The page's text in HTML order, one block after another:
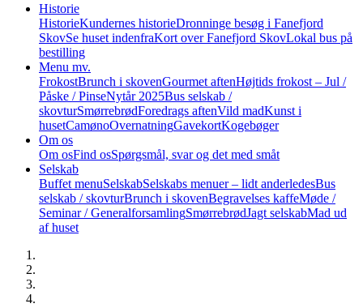
Historie
HistorieKundernes historieDronninge besøg i Fanefjord
SkovSe huset indenfraKort over Fanefjord SkovLokal bus på
bestilling
Menu mv.
FrokostBrunch i skovenGourmet aftenHøjtids frokost – Jul /
Påske / PinseNytår 2025Bus selskab /
skovturSmørrebrødForedrags aftenVild madKunst i
husetCamønoOvernatningGavekortKogebøger
Om os
Om osFind osSpørgsmål, svar og det med småt
Selskab
Buffet menuSelskabSelskabs menuer – lidt anderledesBus
selskab / skovturBrunch i skovenBegravelses kaffeMøde /
Seminar / GeneralforsamlingSmørrebrødJagt selskabMad ud
af huset